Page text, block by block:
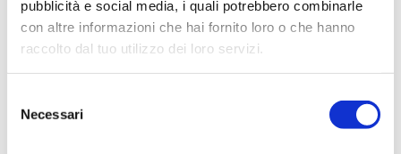
pubblicità e social media, i quali potrebbero combinarle
con altre informazioni che hai fornito loro o che hanno
raccolto dal tuo utilizzo dei loro servizi.
delNecessari
IL SALONE DEI PAGAMENTI 2018
Rebranding: cambiare per rimanere
efficaci
Il brand, veicolo ed
espressione dell'identità e dei valori dell'azienda, deve